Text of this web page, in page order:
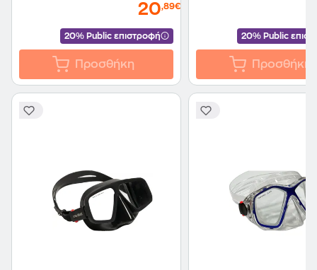
20,89€
20% Public επιστροφή
Προσθήκη
20% Public
Προσθήκη